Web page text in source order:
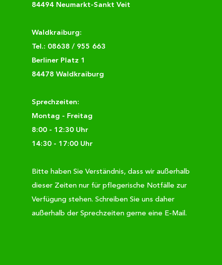
84494 Neumarkt-Sankt Veit
Waldkraiburg:
Tel.: 08638 / 955 663
Berliner Platz 1
84478 Waldkraiburg
Sprechzeiten:
Montag - Freitag
8:00 - 12:30 Uhr
14:30 - 17:00 Uhr
Bitte haben Sie Verständnis, dass wir außerhalb
dieser Zeiten nur für pflegerische Notfälle zur
Verfügung stehen. Schreiben Sie uns daher
außerhalb der Sprechzeiten gerne eine E-Mail.